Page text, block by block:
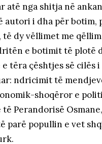
atë nga shitja në
autori i dha për botim,
të dy vëllimet me
e botimit të plotë
tëra çështjes së cilës i
ndricimit të
shoqëror e
të Perandorisë
parë popullin e vet